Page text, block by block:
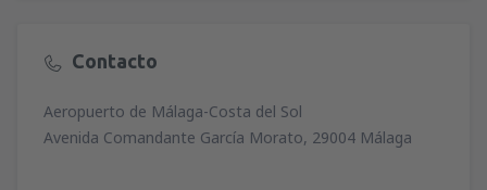
Contacto
Aeropuerto de Málaga-Costa del Sol
Avenida Comandante García Morato, 29004 Málaga